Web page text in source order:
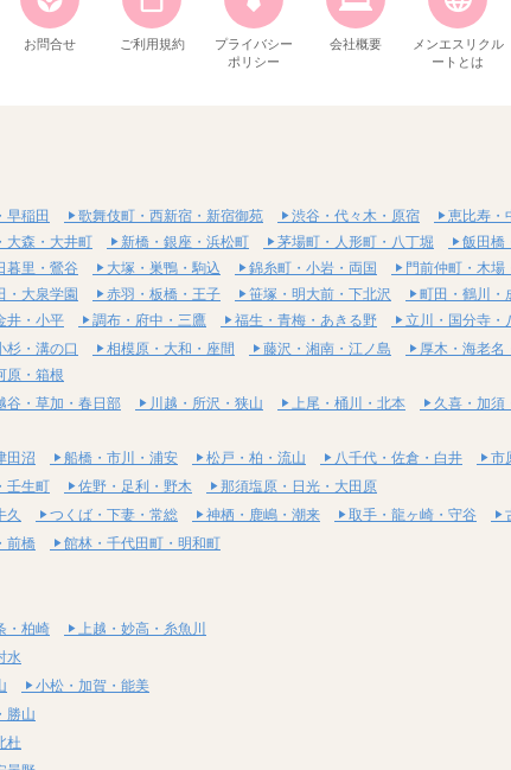
お問合せ ご利用規約
プライバシー
ポリシー
会社概要
メンエスリクル
ートとは
早稲田 歌舞伎町・西新宿・新宿御苑 渋谷・代々木・原宿 恵比寿・
大森・大井町 新橋・銀座・浜松町 茅場町・人形町・八丁堀 飯田橋
暮里・鶯谷 大塚・巣鴨・駒込 錦糸町・小岩・両国 門前仲町・木場
・大泉学園 赤羽・板橋・王子 笹塚・明大前・下北沢 町田・鶴川・
井・小平 調布・府中・三鷹 福生・青梅・あきる野
立川・国分寺・
杉・溝の口 相模原・大和・座間 藤沢・湘南・江ノ島 厚木・海老名
原・箱根
谷・草加・春日部 川越・所沢・狭山 上尾・桶川・北本 久喜・加須
田沼 船橋・市川・浦安 松戸・柏・流山 八千代・佐倉・白井 市
壬生町 佐野・足利・野木
那須塩原・日光・大田原
久 つくば・下妻・常総 神栖・鹿嶋・潮来 取手・龍ヶ崎・守谷
前橋 館林・千代田町・明和町
・柏崎
上越・妙高・糸魚川
水
小松・加賀・能美
勝山
杜